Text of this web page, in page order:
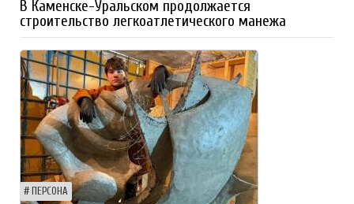
В Каменске-Уральском продолжается
строительство легкоатлетического манежа
ПЕРСОНА